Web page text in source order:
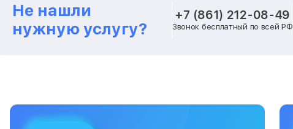
Замена блока питания
Замена платы лазерного модуля
Не нашли
нужную услугу?
+7 (861) 212-08-49
Звонок бесплатный по всей РФ